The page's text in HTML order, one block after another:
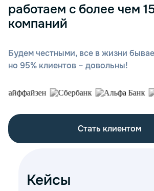
Будем честными, все в жизни
но 95% клиентов – довольны!
работаем с более чем
компаний
Стать клиентом
Кейсы